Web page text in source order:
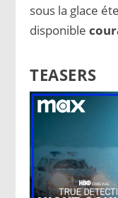
sous la glace
disponible
TEASERS